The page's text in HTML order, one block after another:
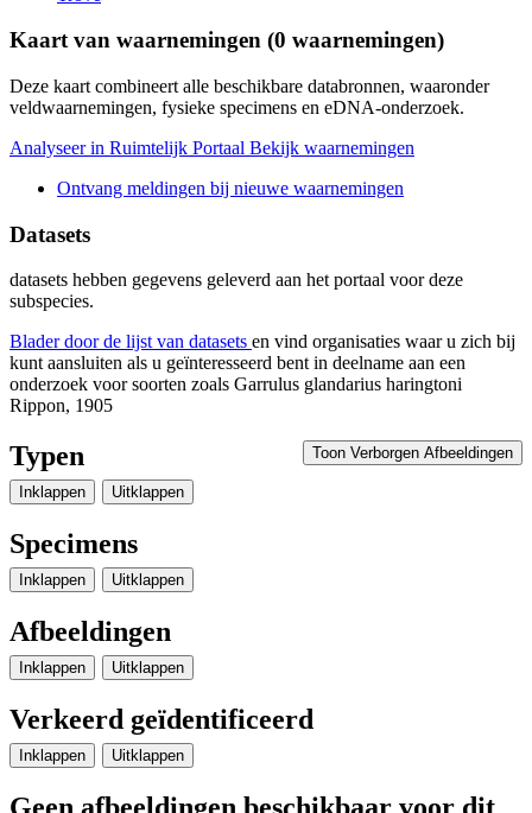
Kaart van waarnemingen (0 waarnemingen)
Deze kaart combineert alle beschikbare databronnen, waaronder
veldwaarnemingen, fysieke specimens en eDNA-onderzoek.
Analyseer in Ruimtelijk Portaal Bekijk waarnemingen
Ontvang meldingen bij nieuwe waarnemingen
Datasets
datasets hebben gegevens geleverd aan het portaal voor deze
subspecies.
Blader door de lijst van datasets en vind organisaties waar u zich bij
kunt aansluiten als u geïnteresseerd bent in deelname aan een
onderzoek voor soorten zoals Garrulus glandarius haringtoni
Rippon, 1905
Toon Verborgen Afbeeldingen
Typen
Inklappen Uitklappen
Specimens
Inklappen Uitklappen
Afbeeldingen
Inklappen Uitklappen
Verkeerd geïdentificeerd
Inklappen Uitklappen